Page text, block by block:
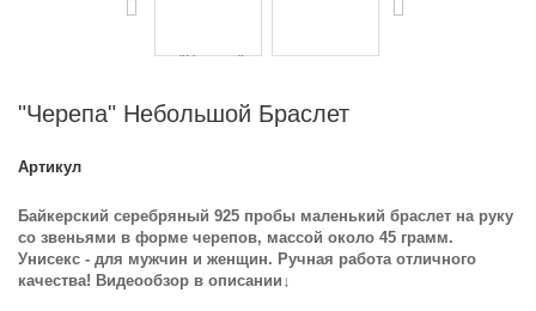
"Черепа" Небольшой Браслет
Артикул
Байкерский серебряный 925 пробы маленький браслет на руку
со звеньями в форме черепов, массой около 45 грамм.
Унисекс - для мужчин и женщин. Ручная работа отличного
качества! Видеообзор в описании↓